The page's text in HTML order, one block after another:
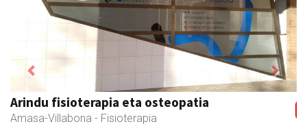
Sahatsa belar-denda eta dietetika zentrua
Amasa-Villabona - Belar-denda
Previous Next